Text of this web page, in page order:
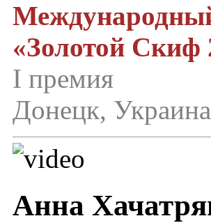
«Золотой Скиф
I премия
Донецк, Украина
Анна